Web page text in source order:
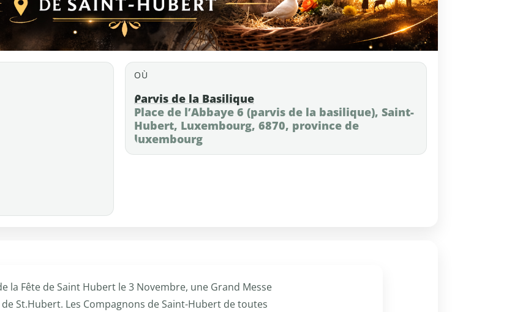
OÙ
Parvis de la Basilique
Place de l’Abbaye 6 (parvis de la basilique), Saint-
Hubert, Luxembourg, 6870, province de
luxembourg
la Fête de Saint Hubert le 3 Novembre, une Grand Messe
St.Hubert. Les Compagnons de Saint-Hubert de toutes